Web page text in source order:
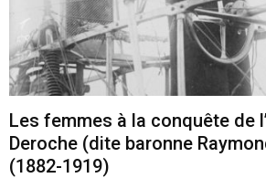
Les femmes à la conquête de
Deroche (dite baronne
(1882-1919)